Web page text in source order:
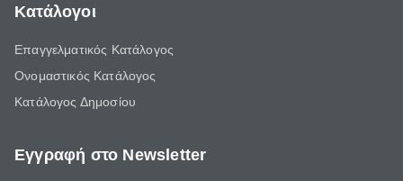
Κατάλογοι
Επαγγελματικός Κατάλογος
Ονομαστικός Κατάλογος
Κατάλογος Δημοσίου
Εγγραφή στο Newsletter